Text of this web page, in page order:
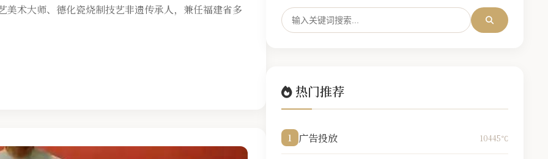
术大师、德化瓷烧制技艺非遗传承人，兼任福建省多
热门推荐
1 广告投放 10445℃